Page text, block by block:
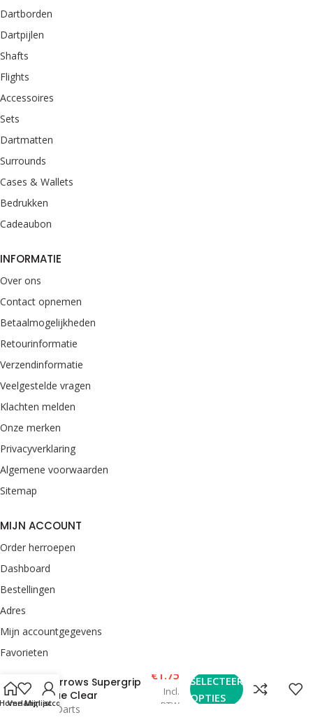
Dartborden
Dartpijlen
Shafts
Flights
Accessoires
Sets
Dartmatten
Surrounds
Cases & Wallets
Bedrukken
Cadeaubon
INFORMATIE
Over ons
Contact opnemen
Betaalmogelijkheden
Retourinformatie
Verzendinformatie
Veelgestelde vragen
Klachten melden
Onze merken
Privacyverklaring
Algemene voorwaarden
Sitemap
MIJN ACCOUNT
Order herroepen
Dashboard
Bestellingen
Adres
Mijn accountgegevens
Favorieten
CONTACT
van Rooij Darts
Harrows Supergrip
Blue Clear
€ 1.75
Incl.
BTW
SELECTEER
OPTIES
Verlanglijst
Mijn account